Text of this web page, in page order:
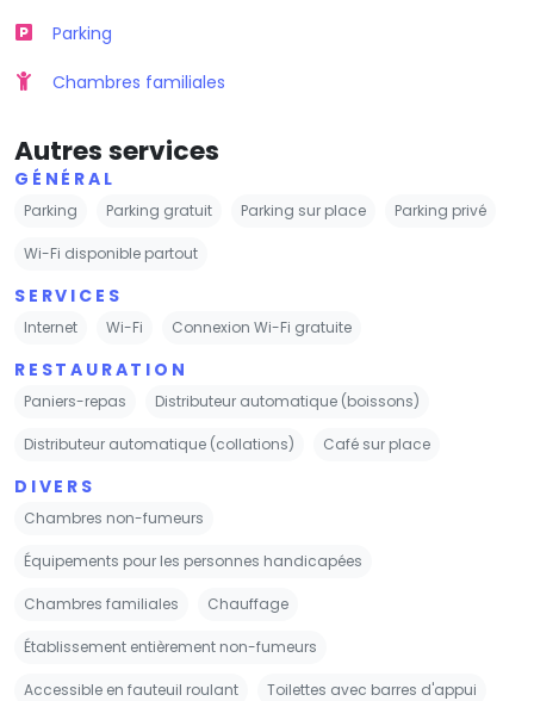
Parking
Chambres familiales
Autres services
GÉNÉRAL
Parking Parking gratuit Parking sur place Parking privé
Wi-Fi disponible partout
SERVICES
Internet Wi-Fi Connexion Wi-Fi gratuite
RESTAURATION
Paniers-repas Distributeur automatique (boissons)
Distributeur automatique (collations) Café sur place
DIVERS
Chambres non-fumeurs
Équipements pour les personnes handicapées
Chambres familiales Chauffage
Établissement entièrement non-fumeurs
Accessible en fauteuil roulant Toilettes avec barres d'appui